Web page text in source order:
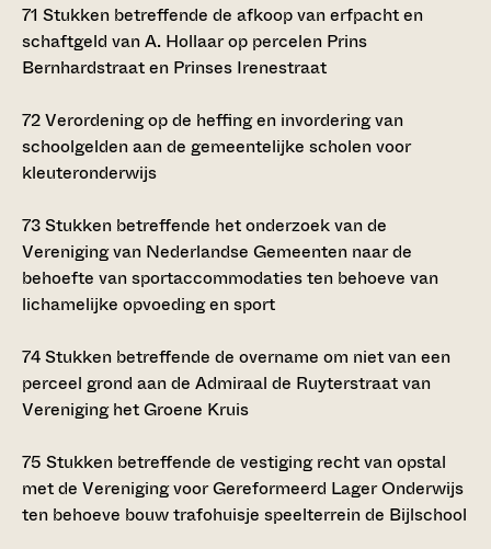
71 Stukken betreffende de afkoop van erfpacht en
schaftgeld van A. Hollaar op percelen Prins
Bernhardstraat en Prinses Irenestraat
72Verordening op de heffing en invordering van
schoolgelden aan de gemeentelijke scholen voor
kleuteronderwijs
73Stukken betreffende het onderzoek van de
Vereniging van Nederlandse Gemeenten naar de
behoefte van sportaccommodaties ten behoeve van
lichamelijke opvoeding en sport
74Stukken betreffende de overname om niet van een
perceel grond aan de Admiraal de Ruyterstraat van
Vereniging het Groene Kruis
75 Stukken betreffende de vestiging recht van opstal
met de Vereniging voor Gereformeerd Lager Onderwijs
ten behoeve bouw trafohuisje speelterrein de Bijlschool